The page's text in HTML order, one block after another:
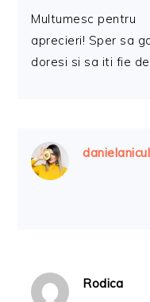
Multumesc pentru
aprecieri! Sper sa
doresi si sa iti fie
Rodica